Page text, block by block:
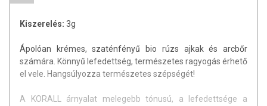
Kiszerelés: 3g
Ápolóan krémes, szaténfényű bio rúzs ajkak és arcbőr
számára. Könnyű lefedettség, természetes ragyogás érhető
el vele. Hangsúlyozza természetes szépségét!
A KORALL árnyalat melegebb tónusú, a lefedettsége a